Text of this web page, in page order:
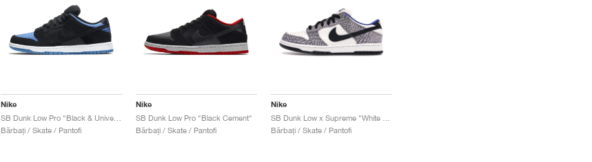
Nike
Bărbați / Skate / Pantofi
Nike
SB Dunk Low Pro "Black Cement"
Bărbați / Skate / Pantofi
Nike
Bărbați / Skate / Pantofi